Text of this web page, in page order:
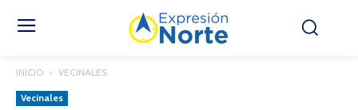
INICIO VECINALES
Vecinales